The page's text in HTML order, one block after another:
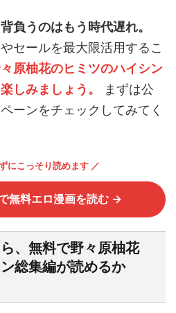
負うのはもう時代遅れ。
セールを最大限活用するこ
原柚花のヒミツのハイシン
しみましょう。
まずは公
ーンをチェックしてみてく
にこっそり読めます ／
無料エロ漫画を読む →
、無料で野々原柚花
総集編が読めるか